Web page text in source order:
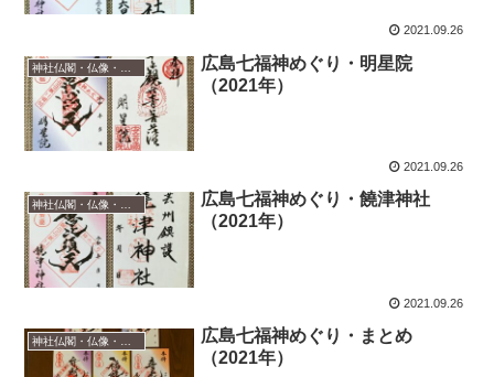
2021.09.26
広島七福神めぐり・明星院
（2021年）
2021.09.26
広島七福神めぐり・饒津神社
（2021年）
2021.09.26
広島七福神めぐり・まとめ
（2021年）